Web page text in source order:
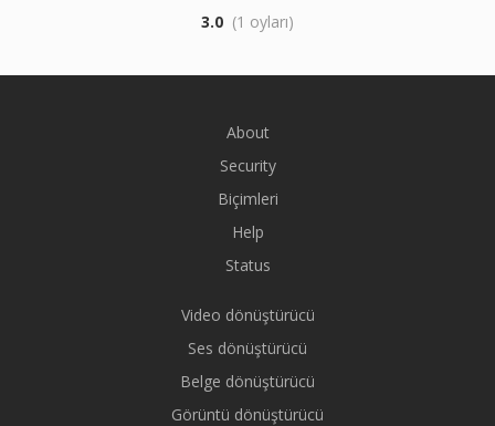
3.0 (1 oyları)
About
Security
Biçimleri
Help
Status
Video dönüştürücü
Ses dönüştürücü
Belge dönüştürücü
Görüntü dönüştürücü